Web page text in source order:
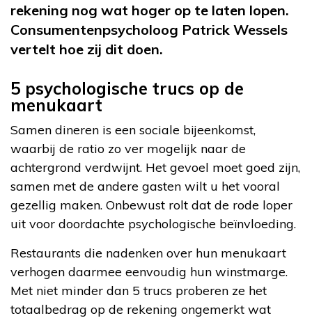
rekening nog wat hoger op te laten lopen.
Consumentenpsycholoog Patrick Wessels
vertelt hoe zij dit doen.
5 psychologische trucs op de
menukaart
Samen dineren is een sociale bijeenkomst,
waarbij de ratio zo ver mogelijk naar de
achtergrond verdwijnt. Het gevoel moet goed zijn,
samen met de andere gasten wilt u het vooral
gezellig maken. Onbewust rolt dat de rode loper
uit voor doordachte psychologische beïnvloeding.
Restaurants die nadenken over hun menukaart
verhogen daarmee eenvoudig hun winstmarge.
Met niet minder dan 5 trucs proberen ze het
totaalbedrag op de rekening ongemerkt wat